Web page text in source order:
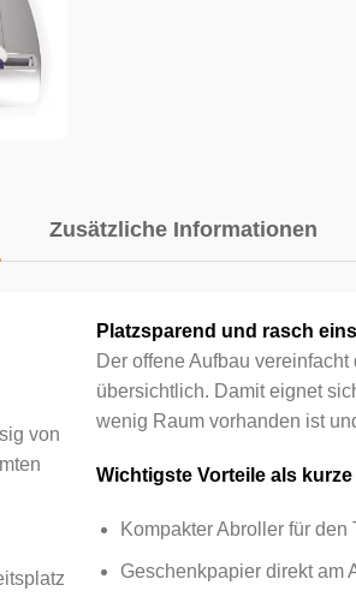
Zusätzliche Informationen
von
Platzsparend und rasch
Der offene Aufbau
übersichtlich. Damit eignet
wenig Raum vorhanden ist
Wichtigste Vorteile als
Kompakter Abroller für den
Geschenkpapier direkt am